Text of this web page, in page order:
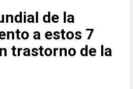
de la
a estos 7
trastorno de la